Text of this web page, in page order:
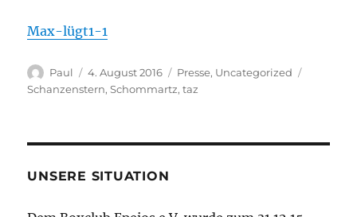
Max-lügt1-1
Autor
Paul
Veröffentlicht
am
4. August 2016 Kategorien
Presse, Uncategorized
Schanzenstern,Schommartz,taz
UNSERE SITUATION